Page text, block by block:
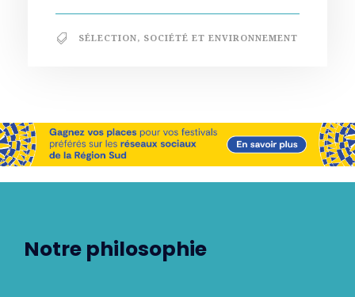
SÉLECTION, SOCIÉTÉ ET ENVIRONNEMENT
Notre philosophie